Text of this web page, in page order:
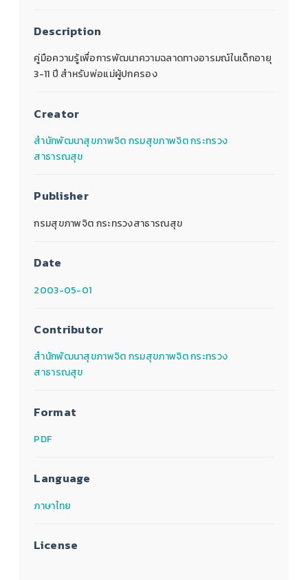
Description
คู่มือความรู้เพื่อการพัฒนาความฉลาดทางอารมณ์ในเด็กอายุ
3-11 ปี สำหรับพ่อแม่ผู้ปกครอง
Creator
สำนักพัฒนาสุขภาพจิต กรมสุขภาพจิต กระทรวง
สาธารณสุข
Publisher
กรมสุขภาพจิต กระทรวงสาธารณสุข
Date
2003-05-01
Contributor
สำนักพัฒนาสุขภาพจิต กรมสุขภาพจิต กระทรวง
สาธารณสุข
Format
PDF
Language
ภาษาไทย
License